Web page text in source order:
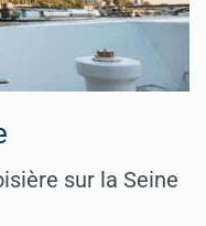
sur la Seine